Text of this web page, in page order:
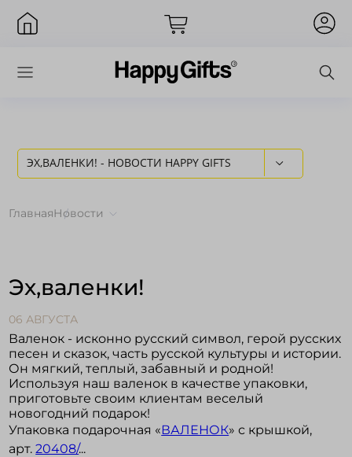
ЭХ,ВАЛЕНКИ! - НОВОСТИ HAPPY GIFTS
ГлавнаяНовости
Эх,валенки!
06 АВГУСТА
Валенок - исконно русский символ, герой русских
песен и сказок, часть русской культуры и истории.
Он мягкий, теплый, забавный и родной!
Используя наш валенок в качестве упаковки,
приготовьте своим клиентам веселый
новогодний подарок!
Упаковка подарочная «ВАЛЕНОК» с крышкой,
арт.20408/...
Вход
Запомнить меня Забыли пароль?
Войти в кабинет